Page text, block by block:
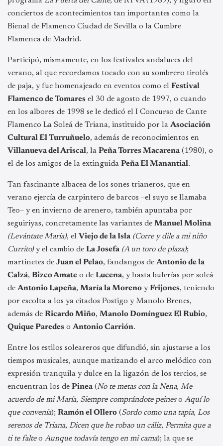
conciertos de acontecimientos tan importantes como la
Bienal de Flamenco Ciudad de Sevilla o la Cumbre
Flamenca de Madrid.
Participó, mismamente, en los festivales andaluces del
verano, al que recordamos tocado con su sombrero tirolés
de paja, y fue homenajeado en eventos como el Festival
Flamenco de Tomares el 30 de agosto de 1997, o cuando
en los albores de 1998 se le dedicó el I Concurso de Cante
Flamenco La Soleá de Triana, instituido por la Asociación
Cultural El Turruñuelo, además de reconocimientos en
Villanueva del Ariscal, la Peña Torres Macarena (1980), o
el de los amigos de la extinguida Peña El Manantial.
Tan fascinante albacea de los sones trianeros, que en
verano ejercía de carpintero de barcos –el suyo se llamaba
Teo– y en invierno de arenero, también apuntaba por
seguiriyas, concretamente las variantes de Manuel Molina
(Levántate María), el Viejo de la Isla (Corre y dile a mi niño
Currito)y el cambio de La Josefa (A un toro de plaza);
martinetes de Juan el Pelao, fandangos de Antonio de la
Calzá, Bizco Amate o de Lucena, y hasta bulerías por soleá
de Antonio Lapeña, María la Moreno yFrijones, teniendo
por escolta a los ya citados Postigo y Manolo Brenes,
además de Ricardo Miño, Manolo Domínguez El Rubio,
Quique Paredes o Antonio Carrión.
Entre los estilos soleareros que difundió, sin ajustarse a los
tiempos musicales, aunque matizando el arco melódico con
expresión tranquila y dulce en la ligazón de los tercios, se
encuentran los de Pinea (No te metas con la Nena, Me
acuerdo de mi María, Siempre comprándote peineso Aquí lo
que convenía); Ramón el Ollero (Sordo como una tapia, Los
serenos de Triana, Dicen que he robao un cáliz, Permita que a
ti te falteo Aunque todavía tengo en mi cama); la que se